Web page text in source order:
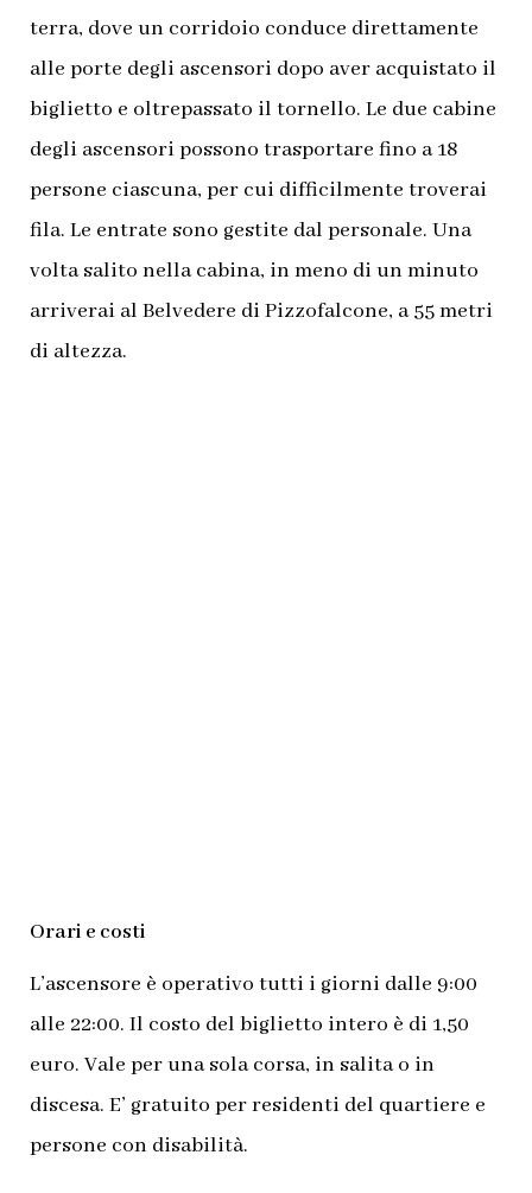
terra, dove un corridoio conduce direttamente
alle porte degli ascensori dopo aver acquistato il
biglietto e oltrepassato il tornello. Le due cabine
degli ascensori possono trasportare fino a 18
persone ciascuna, per cui difficilmente troverai
fila. Le entrate sono gestite dal personale. Una
volta salito nella cabina, in meno di un minuto
arriverai al Belvedere di Pizzofalcone, a 55 metri
di altezza.
Orari e costi
L’ascensore è operativo tutti i giorni dalle 9:00
alle 22:00. Il costo del biglietto intero è di 1,50
euro. Vale per una sola corsa, in salita o in
discesa. E’ gratuito per residenti del quartiere e
persone con disabilità.